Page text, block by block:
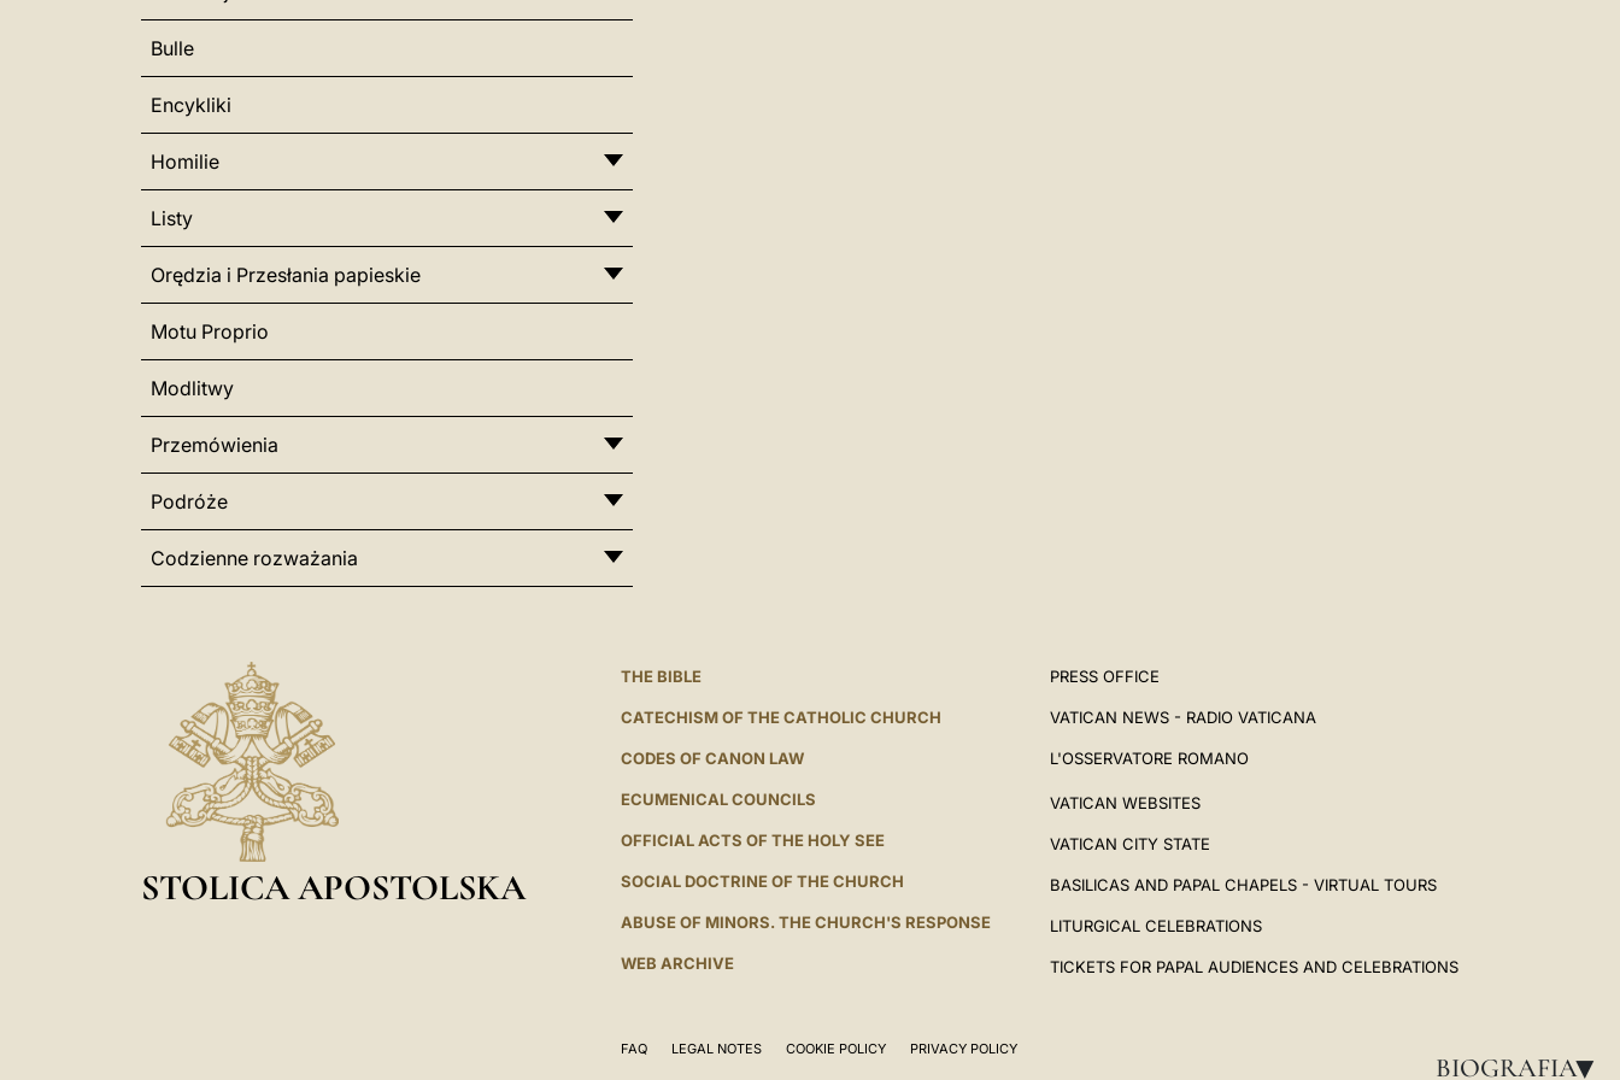
BIOGRAFIA▸
Bulle
Encykliki
Homilie
Listy
Orędzia i Przesłania papieskie
Motu Proprio
Modlitwy
Przemówienia
Podróże
Codzienne rozważania
STOLICA APOSTOLSKA
THE BIBLE
CATECHISM OF THE CATHOLIC CHURCH
CODES OF CANON LAW
ECUMENICAL COUNCILS
OFFICIAL ACTS OF THE HOLY SEE
SOCIAL DOCTRINE OF THE CHURCH
ABUSE OF MINORS. THE CHURCH'S RESPONSE
WEB ARCHIVE
PRESS OFFICE
VATICAN NEWS - RADIO VATICANA
L'OSSERVATORE ROMANO
VATICAN WEBSITES
VATICAN CITY STATE
BASILICAS AND PAPAL CHAPELS - VIRTUAL TOURS
LITURGICAL CELEBRATIONS
TICKETS FOR PAPAL AUDIENCES AND CELEBRATIONS
FAQ LEGAL NOTES COOKIE POLICY PRIVACY POLICY